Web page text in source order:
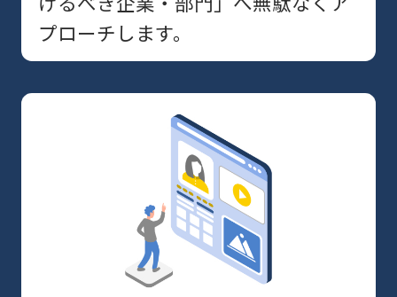
プローチします。